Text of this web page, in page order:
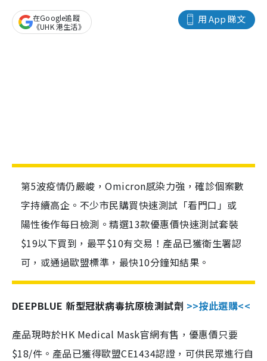
用 App 睇文
在Google追蹤
《UHK 港生活》
第5波疫情仍嚴峻，Omicron感染力強，確診個案數
字持續高企。不少市民購買快速測試「看門口」或
陽性後作每日檢測。精選13款優惠價快速測試套裝
$19以下買到，最平$10有交易！產品已獲衛生署認
可，或通過歐盟標準，最快10分鐘知結果。
DEEPBLUE 新型冠狀病毒抗原檢測試劑 >>按此選購<<
產品現時於HK Medical Mask官網有售，優惠價只要
$18/件。產品已獲得歐盟CE1434認證，可供民眾進行自